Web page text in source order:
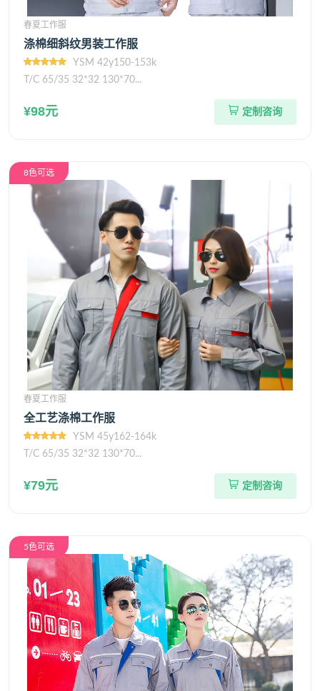
春夏工作服
涤棉细斜纹男装工作服
YSM 42y150-153k
T/C 65/35 32*32 130*70...
¥98元 定制咨询
8色可选
春夏工作服
全工艺涤棉工作服
YSM 45y162-164k
T/C 65/35 32*32 130*70...
¥79元 定制咨询
5色可选